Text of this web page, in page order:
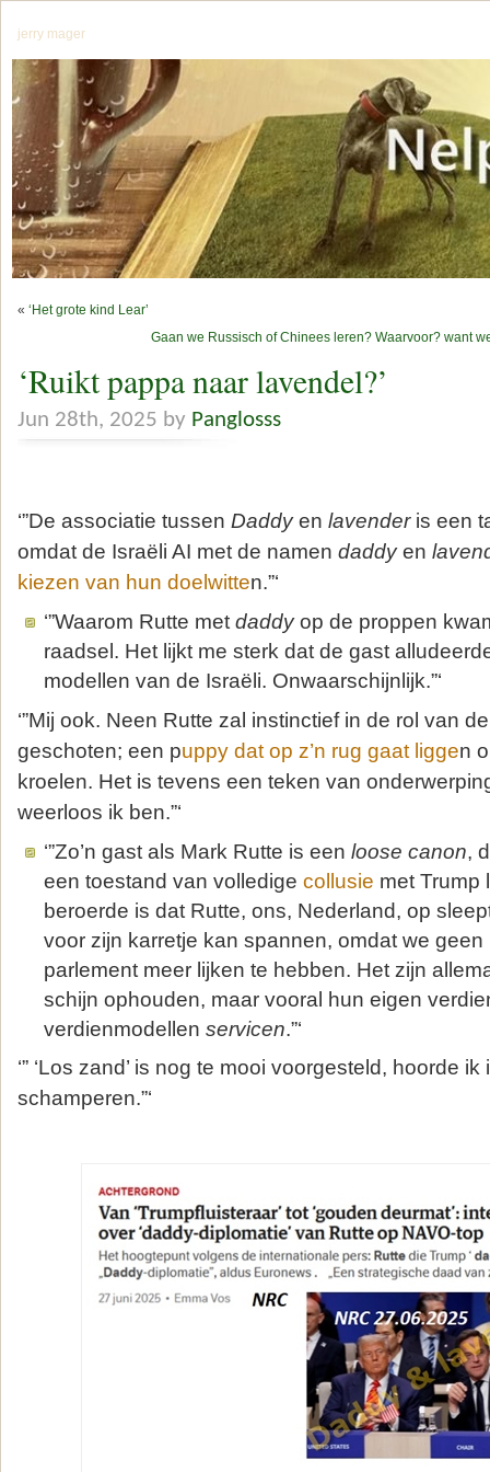
jerry mager
« ‘Het grote kind Lear’
Gaan we Russisch of Chinees leren? Waarvoor? want
‘Ruikt pappa naar lavendel?’
Jun 28th, 2025 by Panglosss
‘”De associatie tussen Daddyen lavenderis een
omdat de Israëli AI met de namen daddyen
kiezen van hun doelwitten.”‘
‘”Waarom Rutte met daddyop de proppen
raadsel. Het lijkt me sterk dat de gast
modellen van de Israëli. Onwaarschijnlijk.”‘
‘”Mij ook. Neen Rutte zal instinctief in de rol van
geschoten; een puppy dat op z’n rug gaat liggen
kroelen. Het is tevens een teken van
weerloos ik ben.”‘
‘”Zo’n gast als Mark Rutte is een loose canon,
een toestand van volledige collusie met Trump
beroerde is dat Rutte, ons, Nederland, op
voor zijn karretje kan spannen, omdat we
parlement meer lijken te hebben. Het zijn
schijn ophouden, maar vooral hun eigen
verdienmodellen servicen.”‘
‘” ‘Los zand’ is nog te mooi voorgesteld, hoorde
schamperen.”‘